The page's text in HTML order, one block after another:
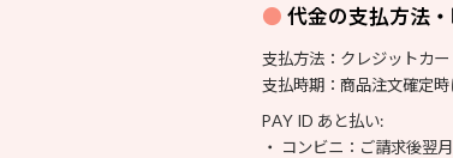
代金の支払方法
支払方法：クレジットカ
支払時期：商品注文確定時
PAY ID あと払い:
・ コンビニ：ご請求後翌